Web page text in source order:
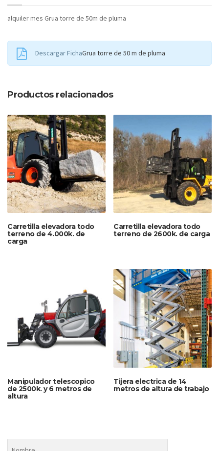
alquiler mes Grua torre de 50m de pluma
Descargar FichaGrua torre de 50 m de pluma
Productos relacionados
Carretilla elevadora todo
terreno de 4.000k. de
carga
Carretilla elevadora todo
terreno de 2600k. de carga
Manipulador telescopico
de 2500k. y 6 metros de
altura
Tijera electrica de 14
metros de altura de trabajo